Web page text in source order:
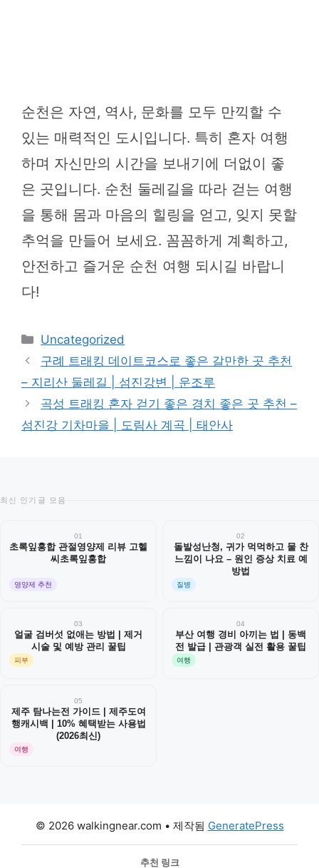
순천은 자연, 역사, 문화를 모두 만끽할 수
있는 매력적인 도시입니다. 특히 혼자 여행
하며 자신만의 시간을 보내기에 더없이 좋
은 곳입니다. 순천 둘레길을 따라 걷는 여행
을 통해 몸과 마음의 힐링을 얻고, 잊지 못할
추억을 만들어 보세요. 꼼꼼하게 계획하고,
안전하고 즐거운 순천 여행 되시길 바랍니
다!
카
테
리
Uncategorized
구례 트래킹 데이트코스로 좋은 갈만한 곳 추천
– 지리산 둘레길 | 섬진강변 | 운조루
곡성 트래킹 혼자 걷기 좋은 경치 좋은 곳 추천 –
섬진강 기차마을 | 도림사 계곡 | 태안사
최신 인기글 모음
01
초록잎홍합 관절영양제 리뷰 고헬
씨초록잎홍합
영양제 추천
02
돌발성난청, 귀가 먹먹하고 물 찬
느낌이 나요 – 원인 증상 치료 예
방법
질병
03
얼굴 검버섯 없애는 방법 | 제거
시술 및 예방 관리 꿀팁
피부
04
부산 여행 경비 아끼는 법 | 동백
전 발급 | 관광객 실전 활용 꿀팁
여행
05
제주 탐나는전 가이드 | 제주도여
행캐시백 | 10% 혜택받는 사용법
(2026최신)
여행
© 2026 walkingnear.com • 제작됨 GeneratePress
추천 링크